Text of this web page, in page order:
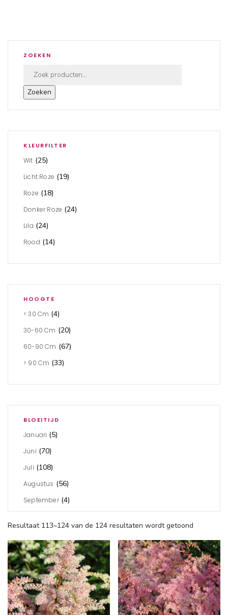
ZOEKEN
Zoeken
KLEURFILTER
Wit (25)
Licht Roze (19)
Roze (18)
Donker Roze (24)
Lila (24)
Rood (14)
HOOGTE
< 30 Cm (4)
30-60 Cm (20)
60-90 Cm (67)
> 90 Cm (33)
BLOEITIJD
Januari (5)
Juni (70)
Juli (108)
Augustus (56)
September (4)
Resultaat 113–124 van de 124 resultaten wordt getoond